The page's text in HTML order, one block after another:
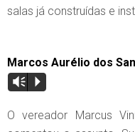
salas já construídas e
Marcos Aurélio dos
Vm P
O vereador Marcus